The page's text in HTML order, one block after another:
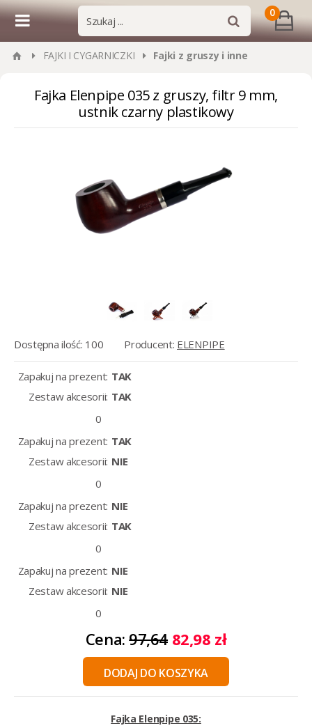
0
FAJKI I CYGARNICZKI Fajki z gruszy i inne
Fajka Elenpipe 035 z gruszy, filtr 9 mm,
ustnik czarny plastikowy
Dostępna ilość: 100 Producent: ELENPIPE
Zapakuj na prezent: TAK
Zestaw akcesorii: TAK
Zapakuj na prezent: TAK
Zestaw akcesorii: NIE
Zapakuj na prezent: NIE
Zestaw akcesorii: TAK
Zapakuj na prezent: NIE
Zestaw akcesorii: NIE
Cena:97,64 82,98 zł
DODAJ DO KOSZYKA
Fajka Elenpipe 035: